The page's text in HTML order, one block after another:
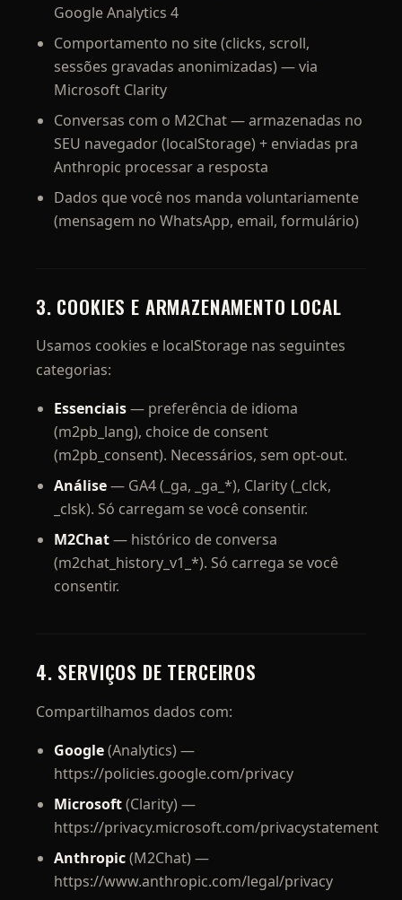
Google Analytics 4
Comportamento no site (clicks, scroll,
sessões gravadas anonimizadas) — via
Microsoft Clarity
Conversas com o M2Chat — armazenadas no
SEU navegador (localStorage) + enviadas pra
Anthropic processar a resposta
Dados que você nos manda voluntariamente
(mensagem no WhatsApp, email, formulário)
3. COOKIES E ARMAZENAMENTO LOCAL
Usamos cookies e localStorage nas seguintes
categorias:
Essenciais— preferência de idioma
(m2pb_lang), choice de consent
(m2pb_consent). Necessários, sem opt-out.
Análise— GA4 (_ga, _ga_*), Clarity (_clck,
_clsk). Só carregam se você consentir.
M2Chat— histórico de conversa
(m2chat_history_v1_*). Só carrega se você
consentir.
4. SERVIÇOS DE TERCEIROS
Compartilhamos dados com:
Google(Analytics) —
https://policies.google.com/privacy
Microsoft(Clarity) —
https://privacy.microsoft.com/privacystatement
Anthropic(M2Chat) —
https://www.anthropic.com/legal/privacy